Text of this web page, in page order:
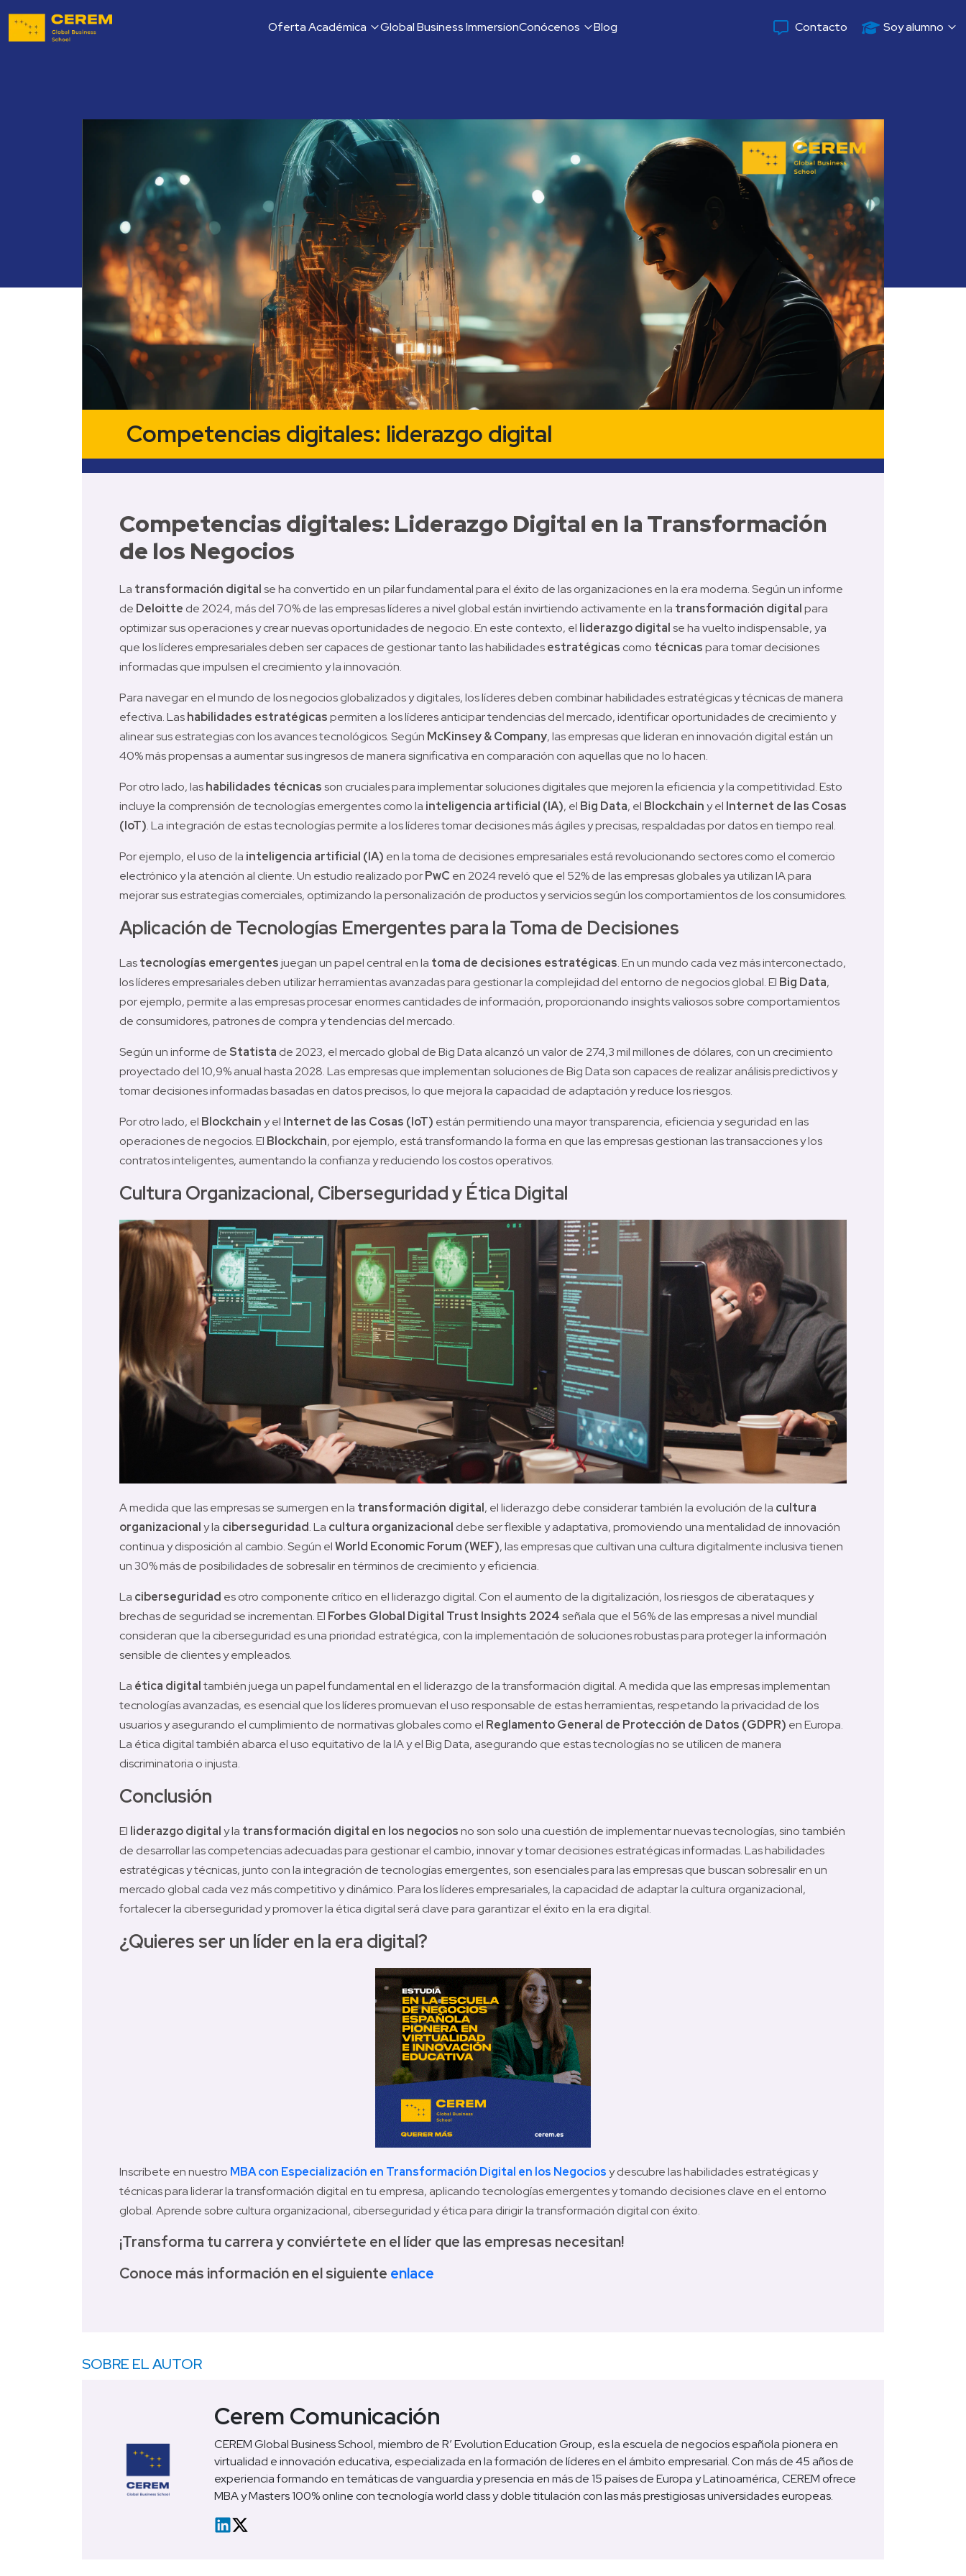
Oferta Académica Global Business ImmersionConócenos Blog Contacto Soy alumno
Competencias digitales: liderazgo digital
Competencias digitales: Liderazgo Digital en la Transformación
de los Negocios
La transformación digital se ha convertido en un pilar fundamental para el éxito de las organizaciones en la era moderna. Según un informe
de Deloitte de 2024, más del 70% de las empresas líderes a nivel global están invirtiendo activamente en la transformación digital para
optimizar sus operaciones y crear nuevas oportunidades de negocio. En este contexto, el liderazgo digital se ha vuelto indispensable, ya
que los líderes empresariales deben ser capaces de gestionar tanto las habilidades estratégicas como técnicas para tomar decisiones
informadas que impulsen el crecimiento y la innovación.
Para navegar en el mundo de los negocios globalizados y digitales, los líderes deben combinar habilidades estratégicas y técnicas de manera
efectiva. Las habilidades estratégicas permiten a los líderes anticipar tendencias del mercado, identificar oportunidades de crecimiento y
alinear sus estrategias con los avances tecnológicos. Según McKinsey & Company, las empresas que lideran en innovación digital están un
40% más propensas a aumentar sus ingresos de manera significativa en comparación con aquellas que no lo hacen.
Por otro lado, las habilidades técnicas son cruciales para implementar soluciones digitales que mejoren la eficiencia y la competitividad. Esto
incluye la comprensión de tecnologías emergentes como la inteligencia artificial (IA), el Big Data, el Blockchain y el Internet de las Cosas
(IoT). La integración de estas tecnologías permite a los líderes tomar decisiones más ágiles y precisas, respaldadas por datos en tiempo real.
Por ejemplo, el uso de la inteligencia artificial (IA) en la toma de decisiones empresariales está revolucionando sectores como el comercio
electrónico y la atención al cliente. Un estudio realizado por PwC en 2024 reveló que el 52% de las empresas globales ya utilizan IA para
mejorar sus estrategias comerciales, optimizando la personalización de productos y servicios según los comportamientos de los consumidores.
Aplicación de Tecnologías Emergentes para la Toma de Decisiones
Las tecnologías emergentes juegan un papel central en la toma de decisiones estratégicas. En un mundo cada vez más interconectado,
los líderes empresariales deben utilizar herramientas avanzadas para gestionar la complejidad del entorno de negocios global. El Big Data,
por ejemplo, permite a las empresas procesar enormes cantidades de información, proporcionando insights valiosos sobre comportamientos
de consumidores, patrones de compra y tendencias del mercado.
Según un informe de Statista de 2023, el mercado global de Big Data alcanzó un valor de 274,3 mil millones de dólares, con un crecimiento
proyectado del 10,9% anual hasta 2028. Las empresas que implementan soluciones de Big Data son capaces de realizar análisis predictivos y
tomar decisiones informadas basadas en datos precisos, lo que mejora la capacidad de adaptación y reduce los riesgos.
Por otro lado, el Blockchain y el Internet de las Cosas (IoT) están permitiendo una mayor transparencia, eficiencia y seguridad en las
operaciones de negocios. El Blockchain, por ejemplo, está transformando la forma en que las empresas gestionan las transacciones y los
contratos inteligentes, aumentando la confianza y reduciendo los costos operativos.
Cultura Organizacional, Ciberseguridad y Ética Digital
A medida que las empresas se sumergen en la transformación digital, el liderazgo debe considerar también la evolución de la cultura
organizacional y la ciberseguridad. La cultura organizacional debe ser flexible y adaptativa, promoviendo una mentalidad de innovación
continua y disposición al cambio. Según el World Economic Forum (WEF), las empresas que cultivan una cultura digitalmente inclusiva tienen
un 30% más de posibilidades de sobresalir en términos de crecimiento y eficiencia.
La ciberseguridad es otro componente crítico en el liderazgo digital. Con el aumento de la digitalización, los riesgos de ciberataques y
brechas de seguridad se incrementan. El Forbes Global Digital Trust Insights 2024 señala que el 56% de las empresas a nivel mundial
consideran que la ciberseguridad es una prioridad estratégica, con la implementación de soluciones robustas para proteger la información
sensible de clientes y empleados.
La ética digital también juega un papel fundamental en el liderazgo de la transformación digital. A medida que las empresas implementan
tecnologías avanzadas, es esencial que los líderes promuevan el uso responsable de estas herramientas, respetando la privacidad de los
usuarios y asegurando el cumplimiento de normativas globales como el Reglamento General de Protección de Datos (GDPR) en Europa.
La ética digital también abarca el uso equitativo de la IA y el Big Data, asegurando que estas tecnologías no se utilicen de manera
discriminatoria o injusta.
Conclusión
El liderazgo digital y la transformación digital en los negocios no son solo una cuestión de implementar nuevas tecnologías, sino también
de desarrollar las competencias adecuadas para gestionar el cambio, innovar y tomar decisiones estratégicas informadas. Las habilidades
estratégicas y técnicas, junto con la integración de tecnologías emergentes, son esenciales para las empresas que buscan sobresalir en un
mercado global cada vez más competitivo y dinámico. Para los líderes empresariales, la capacidad de adaptar la cultura organizacional,
fortalecer la ciberseguridad y promover la ética digital será clave para garantizar el éxito en la era digital.
¿Quieres ser un líder en la era digital?
Inscríbete en nuestro MBA con Especialización en Transformación Digital en los Negocios y descubre las habilidades estratégicas y
técnicas para liderar la transformación digital en tu empresa, aplicando tecnologías emergentes y tomando decisiones clave en el entorno
global. Aprende sobre cultura organizacional, ciberseguridad y ética para dirigir la transformación digital con éxito.
¡Transforma tu carrera y conviértete en el líder que las empresas necesitan!
Conoce más información en el siguiente enlace
SOBRE EL AUTOR
Cerem Comunicación
CEREM Global Business School, miembro de R’ Evolution Education Group, es la escuela de negocios española pionera en
virtualidad e innovación educativa, especializada en la formación de líderes en el ámbito empresarial. Con más de 45 años de
experiencia formando en temáticas de vanguardia y presencia en más de 15 países de Europa y Latinoamérica, CEREM ofrece
MBA y Masters 100% online con tecnología world class y doble titulación con las más prestigiosas universidades europeas.